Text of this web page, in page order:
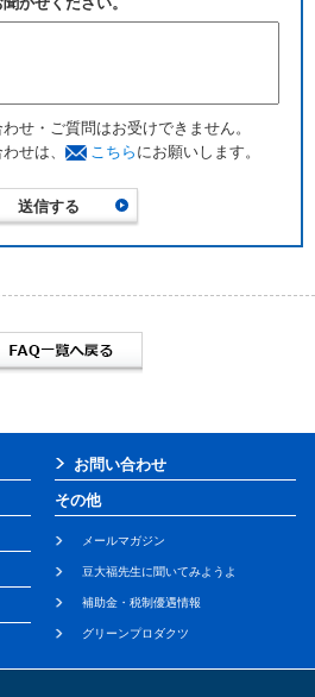
せ・ご質問はお受けできません。
せは、
こちら にお願いします。
お問い合わせ
その他
メールマガジン
豆大福先生に聞いてみようよ
補助金・税制優遇情報
グリーンプロダクツ